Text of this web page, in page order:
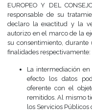
EUROPEO Y DEL
responsable de su
declaro la exactitud y la
autorizo en el marco de la
su consentimiento,
finalidades respectivamente:
La intermediación
efecto los datos
oferente con el
remitidos. Al mismo
los Servicios Públicos